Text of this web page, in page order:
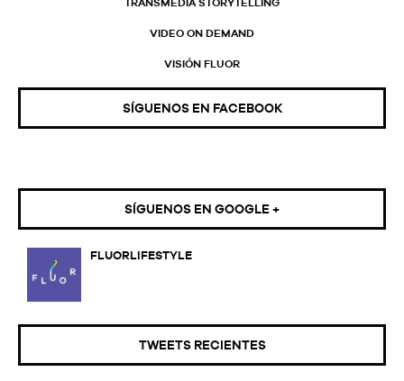
TRANSMEDIA STORYTELLING
VIDEO ON DEMAND
VISIÓN FLUOR
SÍGUENOS EN FACEBOOK
SÍGUENOS EN GOOGLE +
FLUORLIFESTYLE
TWEETS RECIENTES